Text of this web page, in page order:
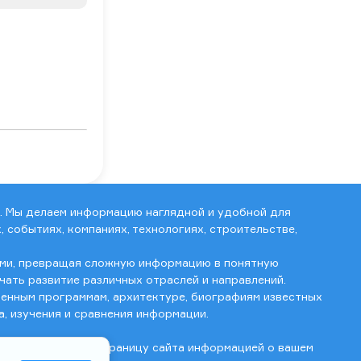
Мы делаем информацию наглядной и удобной для
компаниях, технологиях, строительстве,
превращая сложную информацию в понятную
развитие различных отраслей и направлений.
программам, архитектуре, биографиям известных
изучения и сравнения информации.
страницу сайта информацией о вашем